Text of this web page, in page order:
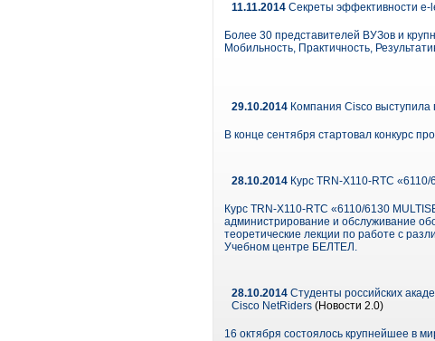
11.11.2014 Секреты эффективности
Более 30 представителей ВУЗов и
Мобильность, Практичность,
29.10.2014 Компания Cisco
В конце сентября стартовал конкурс
28.10.2014 Курс TRN-X110-RTC
Курс TRN-X110-RTC «6110/6130
администрирование и обслуживание
теоретические лекции по работе с
Учебном центре БЕЛТЕЛ.
28.10.2014 Студенты российских
Cisco NetRiders (Новости 2.0)
16 октября состоялось крупнейшее в